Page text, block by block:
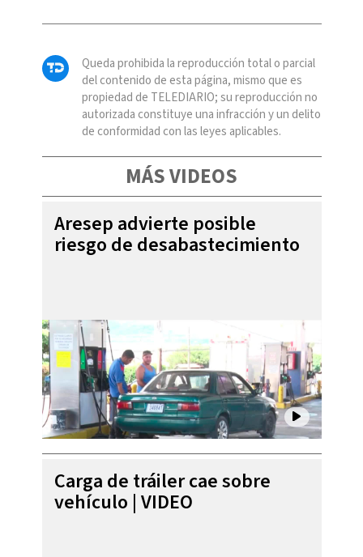
Queda prohibida la reproducción total o parcial
del contenido de esta página, mismo que es
propiedad de TELEDIARIO; su reproducción no
autorizada constituye una infracción y un delito
de conformidad con las leyes aplicables.
MÁS VIDEOS
Aresep advierte posible
riesgo de desabastecimiento
Carga de tráiler cae sobre
vehículo | VIDEO